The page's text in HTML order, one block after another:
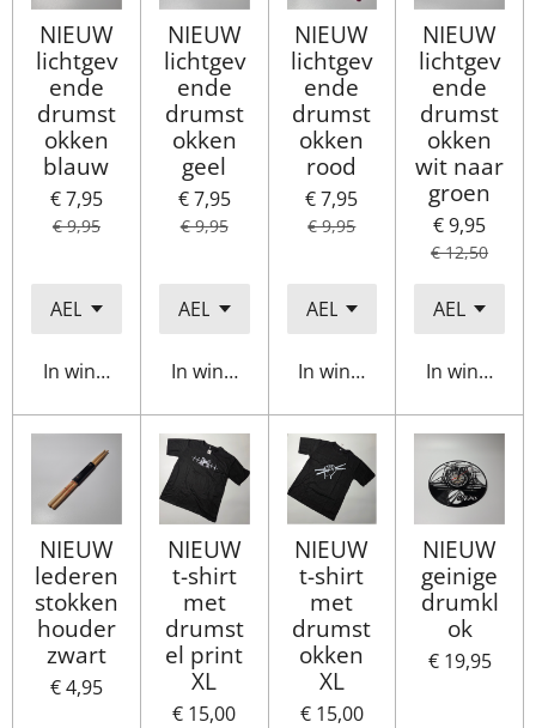
NIEUW
lichtgev
ende
drumst
okken
blauw
€ 7,95
€ 9,95
In winkelwagen
NIEUW
lichtgev
ende
drumst
okken
geel
€ 7,95
€ 9,95
In winkelwagen
NIEUW
lichtgev
ende
drumst
okken
rood
€ 7,95
€ 9,95
In winkelwagen
NIEUW
lichtgev
ende
drumst
okken
wit naar
groen
€ 9,95
€ 12,50
In
NIEUW
lederen
stokken
houder
zwart
€ 4,95
NIEUW
t-shirt
met
drumst
el print
XL
€ 15,00
NIEUW
t-shirt
met
drumst
okken
XL
€ 15,00
NIEUW
geinige
drumkl
ok
€ 19,95